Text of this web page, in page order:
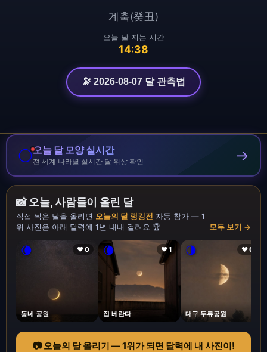
계축(癸丑)
오늘 달 지는 시간
14:38
🔭 2026-08-07 달 관측법
🌕오늘 달 모양 실시간
전 세계 나라별 실시간 달 위상 확인 →
📸 오늘, 사람들이 올린 달
직접 찍은 달을 올리면 오늘의 달 랭킹전 자동 참가 — 1
위 사진은 아래 달력에 1년 내내 걸려요 🏆
모두 보기 →
🌘 ❤ 0
동네 공원
🌘 ❤ 1
집 베란다
🌗 ❤ 0
대구 두류공원
📷 오늘의 달 올리기 — 1위가 되면 달력에 내 사진이!